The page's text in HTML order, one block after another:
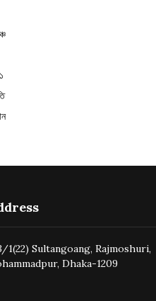
1(22) Sultangoang, Rajmoshuri,
Dhaka-1209